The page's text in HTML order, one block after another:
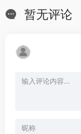
暂无评论